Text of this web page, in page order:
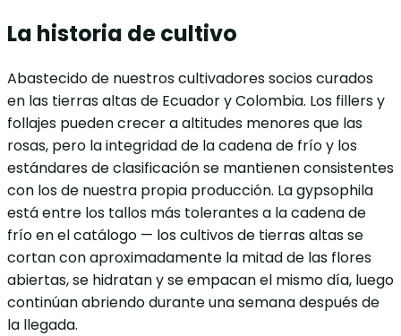
La historia de cultivo
Abastecido de nuestros cultivadores socios curados
en las tierras altas de Ecuador y Colombia. Los fillers y
follajes pueden crecer a altitudes menores que las
rosas, pero la integridad de la cadena de frío y los
estándares de clasificación se mantienen consistentes
con los de nuestra propia producción. La gypsophila
está entre los tallos más tolerantes a la cadena de
frío en el catálogo — los cultivos de tierras altas se
cortan con aproximadamente la mitad de las flores
abiertas, se hidratan y se empacan el mismo día, luego
continúan abriendo durante una semana después de
la llegada.